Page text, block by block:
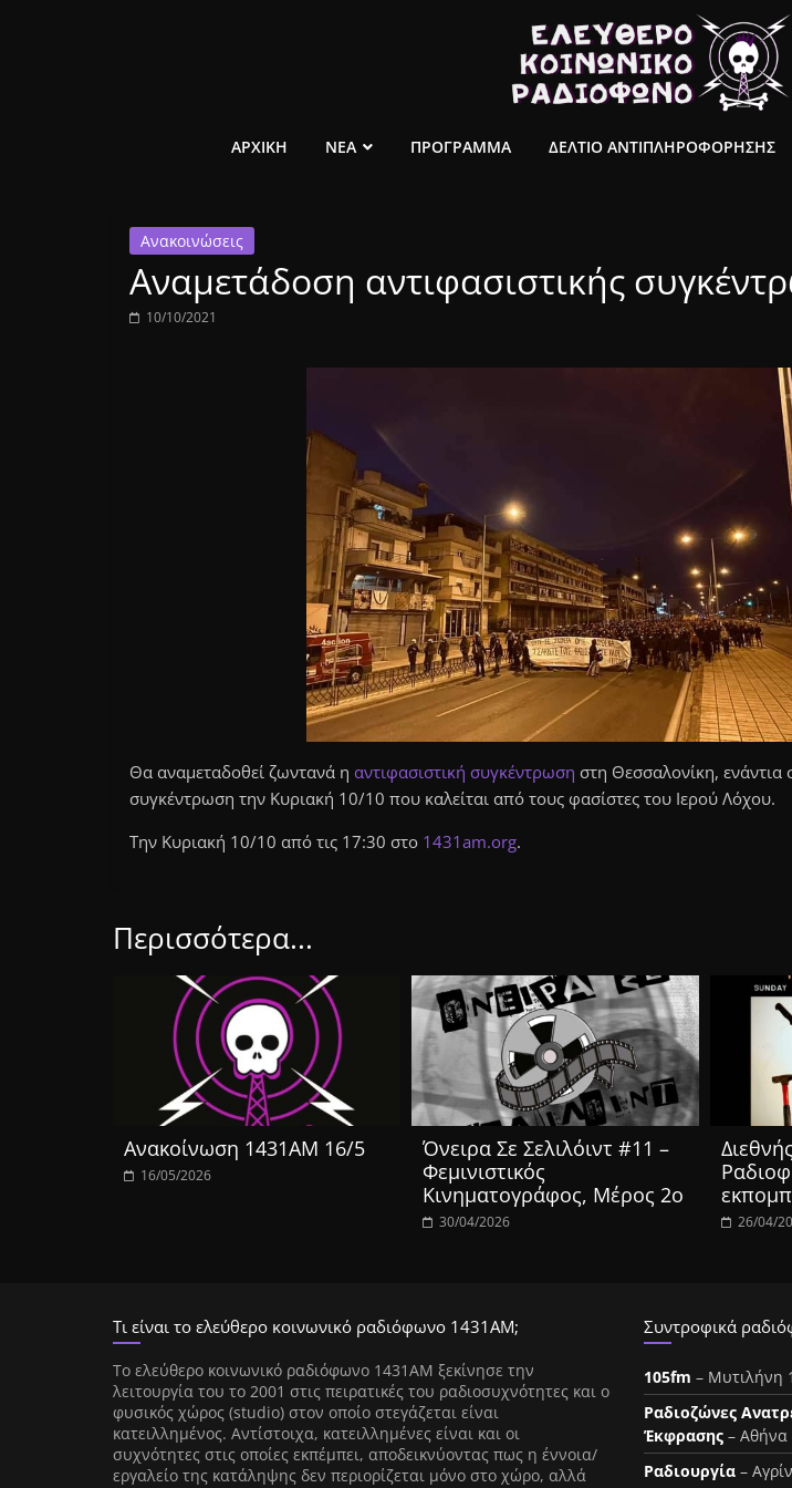
ελεύθερο
ραδιόφωνο
1431AM
ΑΡΧΙΚΗ ΝΕΑ ΠΡΟΓΡΑΜΜΑ ΔΕΛΤΙΟ ΑΝΤΙΠΛΗΡΟΦΟΡΗΣΗΣ
Ανακοινώσεις
Αναμετάδοση αντιφασιστικής
10/10/2021
Θα αναμεταδοθεί ζωντανά η αντιφασιστική συγκέντρωση στη Θεσσαλονίκη, ενάντια
συγκέντρωση την Κυριακή 10/10 που καλείται από τους φασίστες του Ιερού Λόχου.
Την Κυριακή 10/10 από τις 17:30 στο 1431am.org.
Περισσότερα...
Ανακοίνωση 1431ΑΜ 16/5
16/05/2026
Όνειρα Σε Σελιλόιντ #11 –
Φεμινιστικός
Κινηματογράφος, Μέρος 2ο
30/04/2026 26/04/
Τι είναι το ελεύθερο κοινωνικό ραδιόφωνο 1431ΑΜ;
Tο ελεύθερο κοινωνικό ραδιόφωνο 1431AM ξεκίνησε την
λειτουργία του το 2001 στις πειρατικές του ραδιοσυχνότητες και ο
φυσικός χώρος (studio) στον οποίο στεγάζεται είναι
κατειλλημένος. Αντίστοιχα, κατειλλημένες είναι και οι
συχνότητες στις οποίες εκπέμπει, αποδεικνύοντας πως η έννοια/
εργαλείο της κατάληψης δεν περιορίζεται μόνο στο χώρο, αλλά
Συντροφικά
105fm – Μυτιλήνη
Ραδιοζώνες
Έκφρασης – Αθήνα
Ραδιουργία –